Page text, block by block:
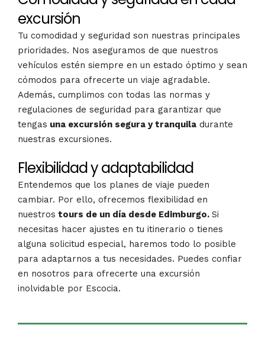
excursión
Tu comodidad y seguridad son nuestras principales
prioridades. Nos aseguramos de que nuestros
vehículos estén siempre en un estado óptimo y sean
cómodos para ofrecerte un viaje agradable.
Además, cumplimos con todas las normas y
regulaciones de seguridad para garantizar que
tengas una excursión segura y tranquila durante
nuestras excursiones.
Flexibilidad y adaptabilidad
Entendemos que los planes de viaje pueden
cambiar. Por ello, ofrecemos flexibilidad en
nuestros tours de un día desde Edimburgo. Si
necesitas hacer ajustes en tu itinerario o tienes
alguna solicitud especial, haremos todo lo posible
para adaptarnos a tus necesidades. Puedes confiar
en nosotros para ofrecerte una excursión
inolvidable por Escocia.